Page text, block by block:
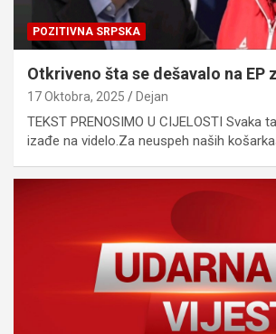
POZITIVNA SRPSKA
Otkriveno šta se dešavalo na EP
17 Oktobra, 2025 Dejan
TEKST PRENOSIMO U CIJELOSTI Svaka
izađe na videlo.Za neuspeh naših